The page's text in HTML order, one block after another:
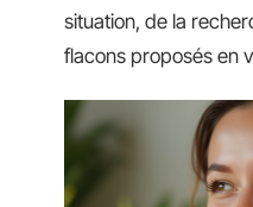
situation, de la
flacons proposés en